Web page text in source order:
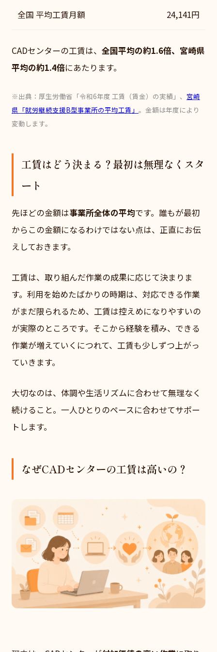
全国 平均工賃月額 24,141円
CADセンターの工賃は、 全国平均の約1.6倍、宮崎県
平均の約1.4倍にあたります。
※出典：厚生労働省「令和6年度 工賃（賃金）の実績」、 宮崎
県「就労継続支援B型事業所の平均工賃」 。金額は年度により
変動します。
工賃はどう決まる？最初は無理なくスタ
ート
先ほどの金額は事業所全体の平均です。誰もが最初
からこの金額になるわけではない点は、正直にお伝
えしておきます。
工賃は、取り組んだ作業の成果に応じて決まりま
す。利用を始めたばかりの時期は、対応できる作業
がまだ限られるため、工賃は控えめになりやすいの
が実際のところです。そこから経験を積み、できる
作業が増えていくにつれて、工賃も少しずつ上がっ
ていきます。
大切なのは、体調や生活リズムに合わせて無理なく
続けること。一人ひとりのペースに合わせてサポー
トします。
なぜCADセンターの工賃は高いの？